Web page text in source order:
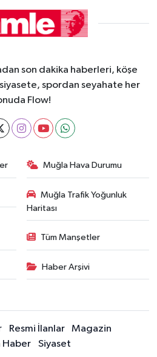
son dakika haberleri, köşe
spordan seyahate her
Flow!
Muğla Hava Durumu
Muğla Trafik Yoğunluk
Haritası
Tüm Manşetler
Haber Arşivi
Resmi İlanlar
Magazin
Haber
Siyaset